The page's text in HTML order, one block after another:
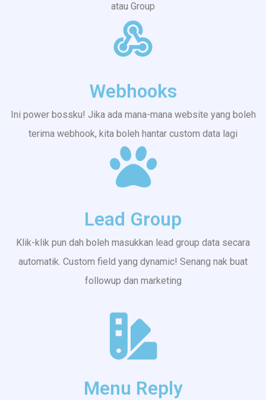
atau Group
Webhooks
Ini power bossku! Jika ada mana-mana website yang boleh
terima webhook, kita boleh hantar custom data lagi
Lead Group
Klik-klik pun dah boleh masukkan lead group data secara
automatik. Custom field yang dynamic! Senang nak buat
followup dan marketing
Menu Reply